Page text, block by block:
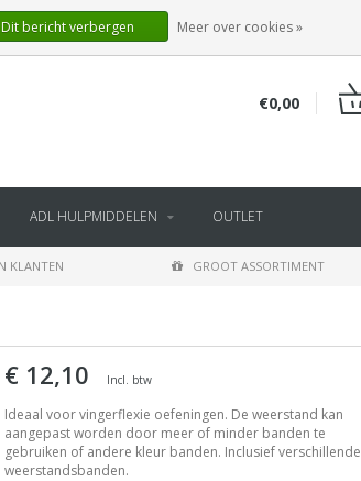
INLOGGEN
NL
€0,00
ADL HULPMIDDELEN OUTLET
KLANTEN GROOT ASSORTIMENT
€ 12,10 Incl. btw
Ideaal voor vingerflexie oefeningen. De weerstand kan
aangepast worden door meer of minder banden te
gebruiken of andere kleur banden. Inclusief verschillende
weerstandsbanden.
Dit bericht verbergen Meer over cookies »